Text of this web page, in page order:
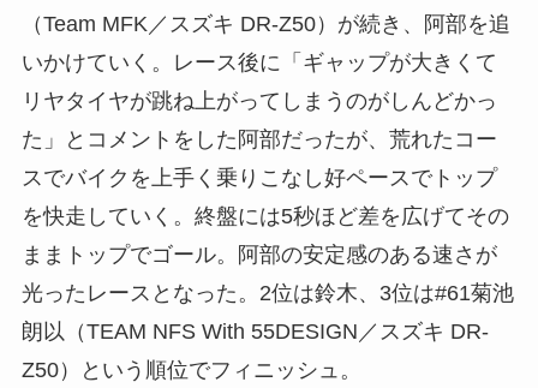
（Team MFK／スズキ DR-Z50）が続き、阿部を追
いかけていく。レース後に「ギャップが大きくて
リヤタイヤが跳ね上がってしまうのがしんどかっ
た」とコメントをした阿部だったが、荒れたコー
スでバイクを上手く乗りこなし好ペースでトップ
を快走していく。終盤には5秒ほど差を広げてその
ままトップでゴール。阿部の安定感のある速さが
光ったレースとなった。2位は鈴木、3位は#61菊池
朗以（TEAM NFS With 55DESIGN／スズキ DR-
Z50）という順位でフィニッシュ。